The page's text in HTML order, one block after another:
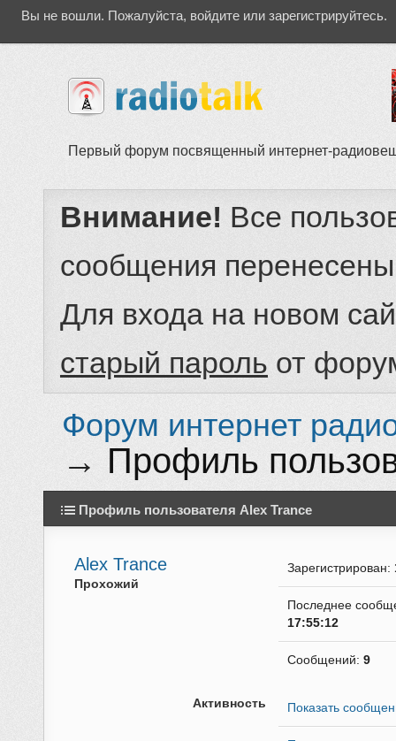
Вы не вошли. Пожалуйста, войдите или зарегистрируйтесь.
Первый форум посвященный интернет-
Внимание! Все
сообщения
Для входа на новом
старый пароль от
Форум интернет
→ Профиль
Профиль пользователя Alex Trance
Alex Trance
Прохожий
Зарегистрирован:
Последнее
17:55:12
Сообщений: 9
Активность Показать